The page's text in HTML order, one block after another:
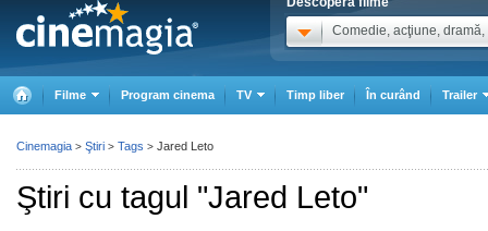
Comedie, acţiune, dramă,
Filme Program cinema TV Timp liber În curând Trailer
Ştiri cu tagul "Jared Leto"
Cinemagia > Ştiri > Tags > Jared Leto